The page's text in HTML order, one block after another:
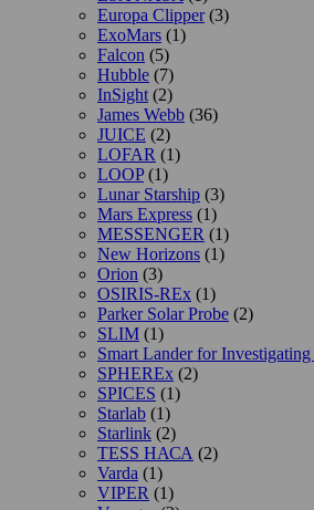
Europa Clipper(3)
ExoMars (1)
Falcon (5)
Hubble (7)
InSight (2)
James Webb (36)
JUICE (2)
LOFAR (1)
LOOP(1)
Lunar Starship (3)
Mars Express (1)
MESSENGER (1)
New Horizons (1)
Orion (3)
OSIRIS-REx (1)
Parker Solar Probe (2)
SLIM (1)
Smart Lander for
SPHEREx (2)
SPICES (1)
Starlab (1)
Starlink (2)
TESS НАСА (2)
Varda (1)
VIPER (1)